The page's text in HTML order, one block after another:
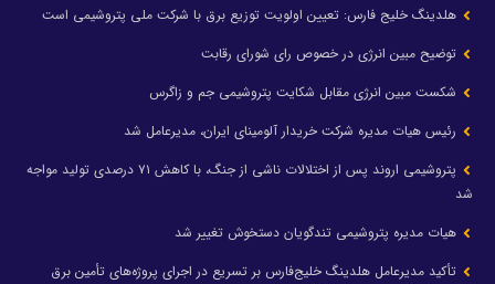
هلدینگ خلیج فارس: تعیین اولویت توزیع برق با شرکت ملی پتروشیمی است
توضیح مبین انرژی در خصوص رای شورای رقابت
شکست مبین انرژی مقابل شکایت پتروشیمی جم و زاگرس
رئیس هیات مدیره شرکت خریدار آلومینای ایران، مدیرعامل شد
پتروشیمی اروند پس از اختلالات ناشی از جنگ، با کاهش ۷۱ درصدی تولید مواجه
شد
هیات مدیره پتروشیمی تندگویان دستخوش تغییر شد
تأکید مدیرعامل هلدینگ خلیج‌فارس بر تسریع در اجرای پروژه‌های تأمین برق